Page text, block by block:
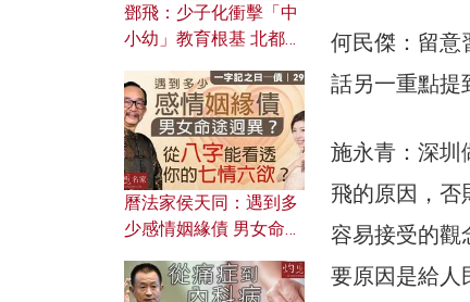
何民傑：留意
話另一重點提
施永青：深圳
飛的原因，否
容易接受的觀
要原因是給人
鄧飛：少子化衝擊「中
小幼」教育根基 北都如
曆法家侯天同：遇到多
少感情姻緣債 男女命途
的七情六欲？